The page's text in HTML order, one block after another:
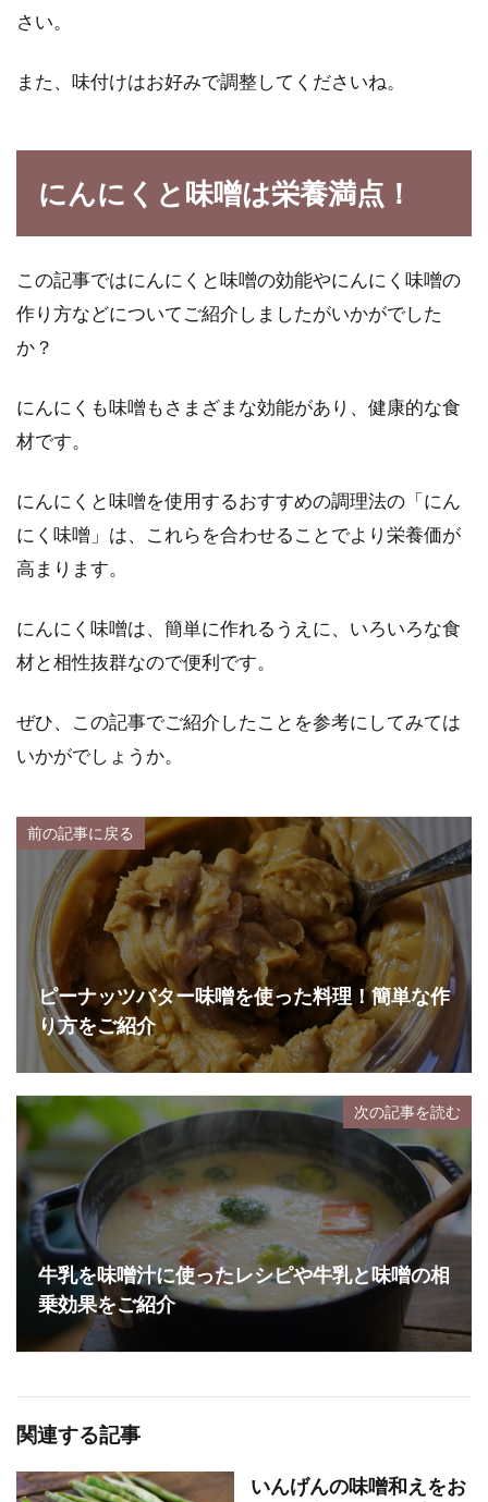
さい。
また、味付けはお好みで調整してくださいね。
にんにくと味噌は栄養満点！
この記事ではにんにくと味噌の効能やにんにく味噌の
作り方などについてご紹介しましたがいかがでした
か？
にんにくも味噌もさまざまな効能があり、健康的な食
材です。
にんにくと味噌を使用するおすすめの調理法の「にん
にく味噌」は、これらを合わせることでより栄養価が
高まります。
にんにく味噌は、簡単に作れるうえに、いろいろな食
材と相性抜群なので便利です。
ぜひ、この記事でご紹介したことを参考にしてみては
いかがでしょうか。
前の記事に戻る
ピーナッツバター味噌を使った料理！簡単な作
り方をご紹介
次の記事を読む
牛乳を味噌汁に使ったレシピや牛乳と味噌の相
乗効果をご紹介
関連する記事
いんげんの味噌和えをお